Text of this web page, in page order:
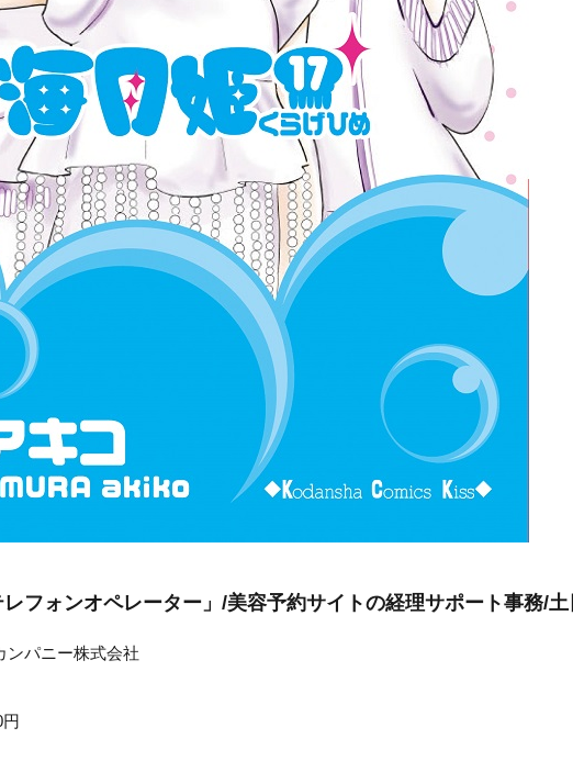
フォンオペレーター」/美容予約サイトの経理サポート事務/
ンパニー株式会社